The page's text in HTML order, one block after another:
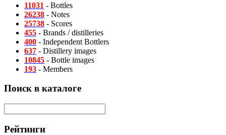
11031 - Bottles
26238 - Notes
25738 - Scores
455 - Brands / distilleries
400 - Independent Bottlers
637 - Distillery images
10845 - Bottle images
193 - Members
Поиск в каталоге
Рейтинги